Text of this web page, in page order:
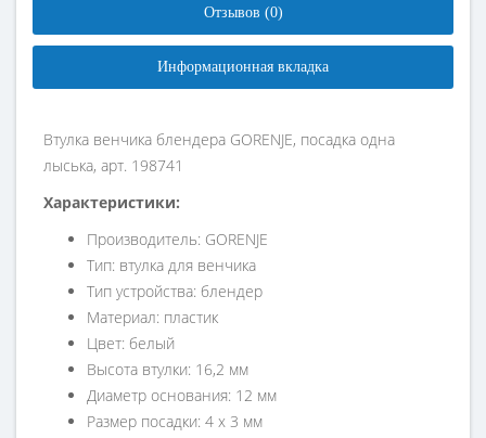
Отзывов (0)
Информационная вкладка
Втулка венчика блендера GORENJE, посадка одна
лыська, арт. 198741
Характеристики:
Производитель: GORENJE
Тип: втулка для венчика
Тип устройства: блендер
Материал: пластик
Цвет: белый
Высота втулки: 16,2 мм
Диаметр основания: 12 мм
Размер посадки: 4 х 3 мм